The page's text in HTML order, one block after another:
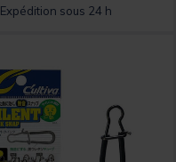
Expédition sous 24 h